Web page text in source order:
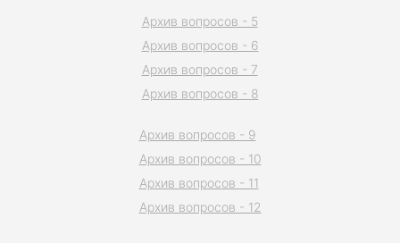
Архив вопросов - 5
Архив вопросов - 6
Архив вопросов - 7
Архив вопросов - 8
Архив вопросов - 9
Архив вопросов - 10
Архив вопросов - 11
Архив вопросов - 12